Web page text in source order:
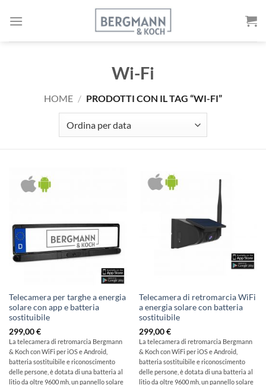
Wi-Fi
HOME / PRODOTTI CON IL TAG “WI-FI”
Telecamera per targhe a energia
solare con app e batteria
sostituibile
299,00€
La telecamera di retromarcia Bergmann
& Koch con WiFi per iOS e Android,
batteria sostituibile e riconoscimento
delle persone, è dotata di una batteria al
litio da oltre 9600 mh, un pannello solare
Telecamera di retromarcia WiFi
a energia solare con batteria
sostituibile
299,00€
La telecamera di retromarcia Bergmann
& Koch con WiFi per iOS e Android,
batteria sostituibile e riconoscimento
delle persone, è dotata di una batteria al
litio da oltre 9600 mh, un pannello solare